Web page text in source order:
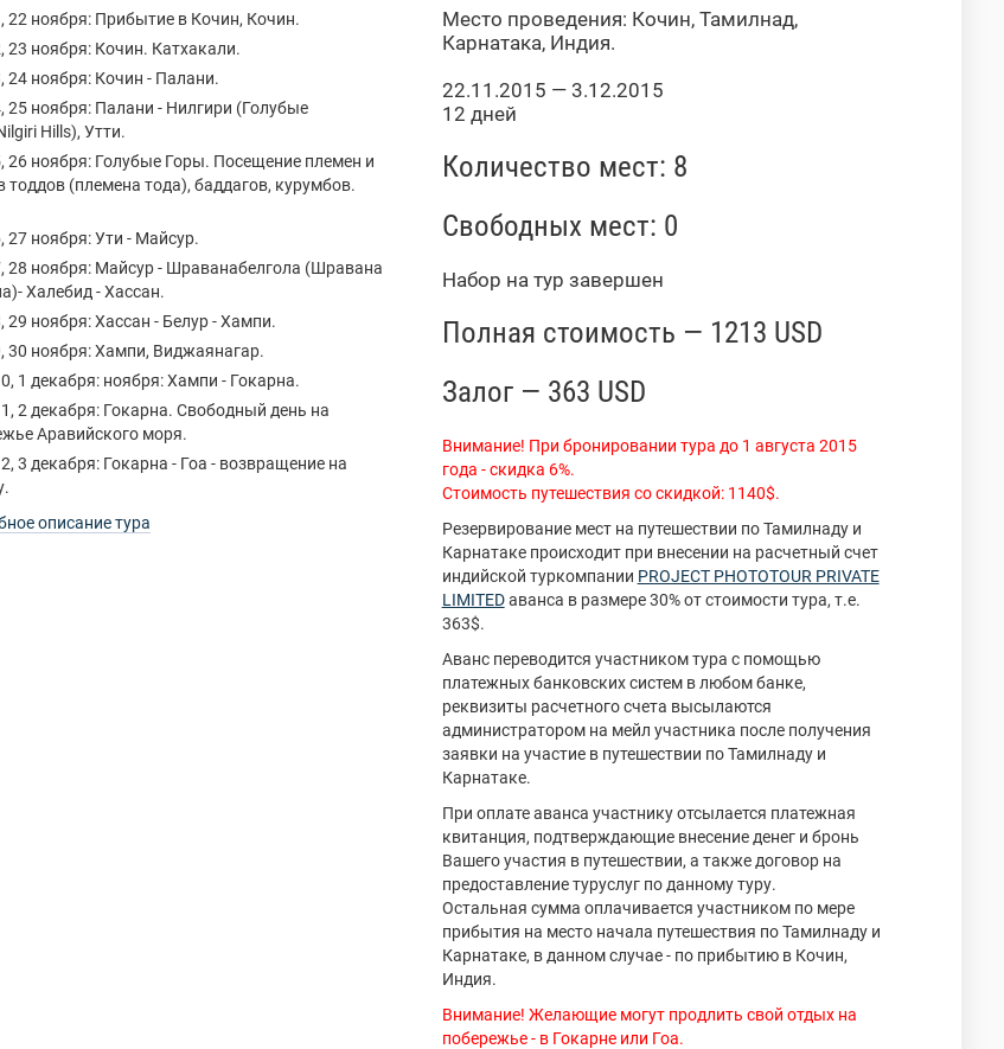
22 ноября: Прибытие в Кочин, Кочин.
23 ноября: Кочин. Катхакали.
24 ноября: Кочин - Палани.
25 ноября: Палани - Нилгири (Голубые
Hills), Утти.
26 ноября: Голубые Горы. Посещение племен и
тоддов (племена тода), баддагов, курумбов.
27 ноября: Ути - Майсур.
28 ноября: Майсур - Шраванабелгола (Шравана
Халебид - Хассан.
29 ноября: Хассан - Белур - Хампи.
30 ноября: Хампи, Виджаянагар.
1 декабря: ноября: Хампи - Гокарна.
2 декабря: Гокарна. Свободный день на
Аравийского моря.
3 декабря: Гокарна - Гоа - возвращение на
описание тура
Место проведения: Кочин, Тамилнад,
Карнатака, Индия.
22.11.2015 — 3.12.2015
12 дней
Количество мест: 8
Свободных мест: 0
Набор на тур завершен
Полная стоимость — 1213 USD
Залог — 363 USD
Внимание! При бронировании тура до 1 августа 2015
года - скидка 6%.
Стоимость путешествия со скидкой: 1140$.
Резервирование мест на путешествии по Тамилнаду и
Карнатаке происходит при внесении на расчетный счет
индийской туркомпании PROJECT PHOTOTOUR PRIVATE
LIMITEDаванса в размере 30% от стоимости тура, т.е.
363$.
Аванс переводится участником тура с помощью
платежных банковских систем в любом банке,
реквизиты расчетного счета высылаются
администратором на мейл участника после получения
заявки на участие в путешествии по Тамилнаду и
Карнатаке.
При оплате аванса участнику отсылается платежная
квитанция, подтверждающие внесение денег и бронь
Вашего участия в путешествии, а также договор на
предоставление туруслуг по данному туру.
Остальная сумма оплачивается участником по мере
прибытия на место начала путешествия по Тамилнаду и
Карнатаке, в данном случае - по прибытию в Кочин,
Индия.
Внимание! Желающие могут продлить свой отдых на
побережье - в Гокарне или Гоа.